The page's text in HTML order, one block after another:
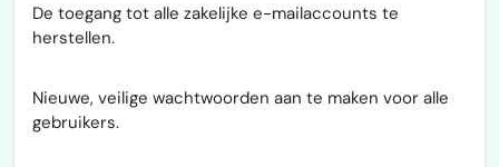
De toegang tot alle zakelijke e-mailaccounts te
herstellen.
Nieuwe, veilige wachtwoorden aan te maken voor alle
gebruikers.